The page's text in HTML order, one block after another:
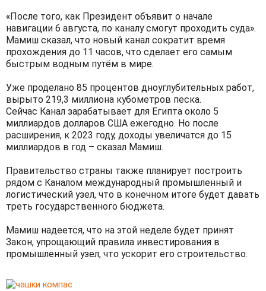
«После того, как Президент объявит о начале
навигации 6 августа, по каналу смогут проходить суда».
Мамиш сказал, что новый канал сократит время
прохождения до 11 часов, что сделает его самым
быстрым водным путём в мире.
Уже проделано 85 процентов дноуглубительных работ,
вырыто 219,3 миллиона кубометров песка.
Сейчас Канал зарабатывает для Египта около 5
миллиардов долларов США ежегодно. Но после
расширения, к 2023 году, доходы увеличатся до 15
миллиардов в год – сказал Мамиш.
Правительство страны также планирует построить
рядом с Каналом международный промышленный и
логистический узел, что в конечном итоге будет давать
треть государственного бюджета.
Мамиш надеется, что на этой неделе будет принят
Закон, упрощающий правила инвестирования в
промышленный узел, что ускорит его строительство.